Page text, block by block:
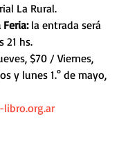
La Rural.
la entrada será
21 hs.
$70 / Viernes,
y lunes 1.° de mayo,